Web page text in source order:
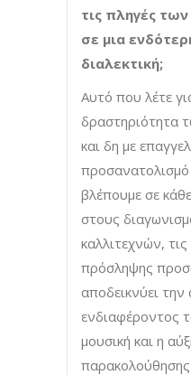
τις πληγές
σε μια
διαλεκτική;
Αυτό που λέτε
δραστηριότητα
και δη με
προσανατολισμό
βλέπουμε σε
στους
καλλιτεχνών,
πρόσληψης
αποδεικνύει
ενδιαφέροντος
μουσική και η
παρακολούθησης